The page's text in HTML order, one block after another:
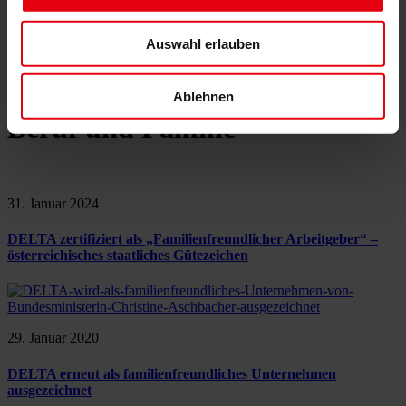
Auswahl erlauben
Ablehnen
Referenzen
News & Events
Beruf und Familie
31. Januar 2024
DELTA zertifiziert als „Familienfreundlicher Arbeitgeber“ –
österreichisches staatliches Gütezeichen
29. Januar 2020
DELTA erneut als familienfreundliches Unternehmen
ausgezeichnet